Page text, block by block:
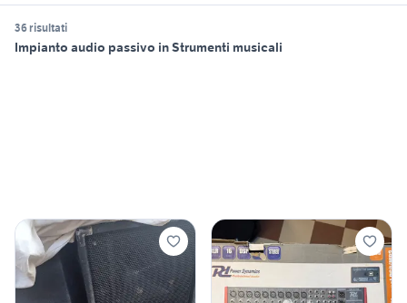
36 risultati
Impianto audio passivo in Strumenti musicali